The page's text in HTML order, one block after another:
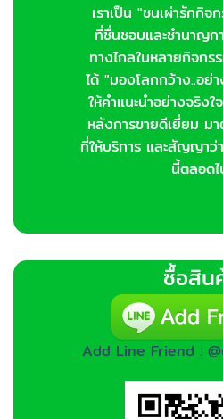
เราเป็น "ชนเผ่ารักกิจ
ที่ชื่นชอบและชำนาญก
ทางไกลในหลายกิจกร
ได้ "มองโลกกว้าง..อย่
ให้คำแนะนำอย่างจริงใ
หลังการขายดีเยี่ยม ม
ที่ให้บริการ และสัญญาว่
นี้ตลอด
ซื้อสิน
Add Line Friend :